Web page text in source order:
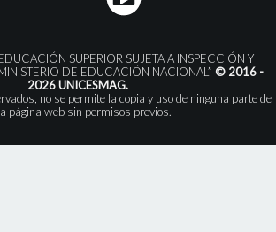
SUPERIOR SUJETA A INSPECCIÓN Y
DE EDUCACIÓN NACIONAL” © 2016 -
2026 UNICESMAG.
no se permite la copia y uso de ninguna parte de
página web sin permisos previos.